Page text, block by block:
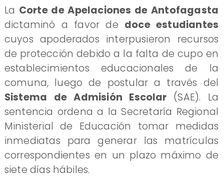
La Corte de Apelaciones de Antofagasta
dictaminó a favor de doce estudiantes
cuyos apoderados interpusieron recursos
de protección debido a la falta de cupo en
establecimientos educacionales de la
comuna, luego de postular a través del
Sistema de Admisión Escolar (SAE). La
sentencia ordena a la Secretaría Regional
Ministerial de Educación tomar medidas
inmediatas para generar las matrículas
correspondientes en un plazo máximo de
siete días hábiles.